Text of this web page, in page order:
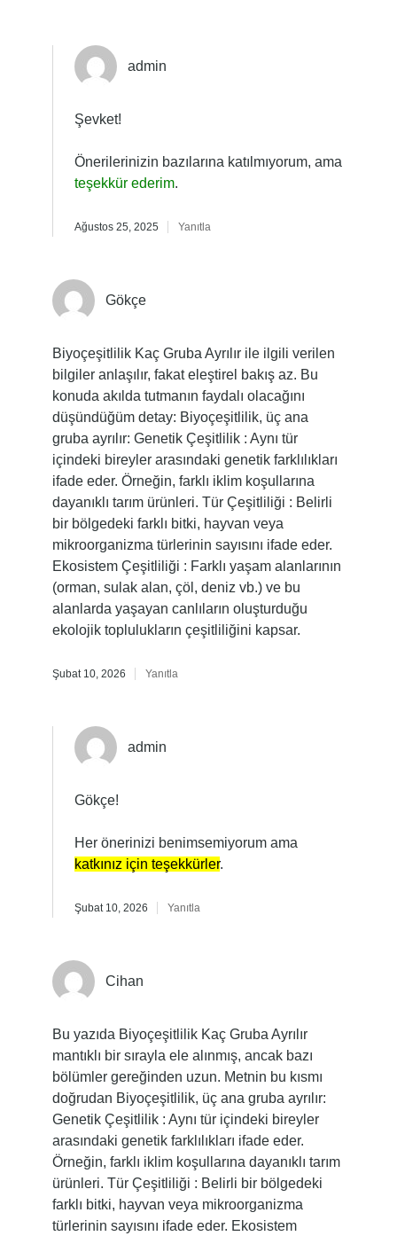
admin
Şevket!
Önerilerinizin bazılarına katılmıyorum, ama
teşekkür ederim.
Ağustos 25, 2025 Yanıtla
Gökçe
Biyoçeşitlilik Kaç Gruba Ayrılır ile ilgili verilen
bilgiler anlaşılır, fakat eleştirel bakış az. Bu
konuda akılda tutmanın faydalı olacağını
düşündüğüm detay: Biyoçeşitlilik, üç ana
gruba ayrılır: Genetik Çeşitlilik : Aynı tür
içindeki bireyler arasındaki genetik farklılıkları
ifade eder. Örneğin, farklı iklim koşullarına
dayanıklı tarım ürünleri. Tür Çeşitliliği : Belirli
bir bölgedeki farklı bitki, hayvan veya
mikroorganizma türlerinin sayısını ifade eder.
Ekosistem Çeşitliliği : Farklı yaşam alanlarının
(orman, sulak alan, çöl, deniz vb.) ve bu
alanlarda yaşayan canlıların oluşturduğu
ekolojik toplulukların çeşitliliğini kapsar.
Şubat 10, 2026 Yanıtla
admin
Gökçe!
Her önerinizi benimsemiyorum ama
katkınız için teşekkürler.
Şubat 10, 2026 Yanıtla
Cihan
Bu yazıda Biyoçeşitlilik Kaç Gruba Ayrılır
mantıklı bir sırayla ele alınmış, ancak bazı
bölümler gereğinden uzun. Metnin bu kısmı
doğrudan Biyoçeşitlilik, üç ana gruba ayrılır:
Genetik Çeşitlilik : Aynı tür içindeki bireyler
arasındaki genetik farklılıkları ifade eder.
Örneğin, farklı iklim koşullarına dayanıklı tarım
ürünleri. Tür Çeşitliliği : Belirli bir bölgedeki
farklı bitki, hayvan veya mikroorganizma
türlerinin sayısını ifade eder. Ekosistem